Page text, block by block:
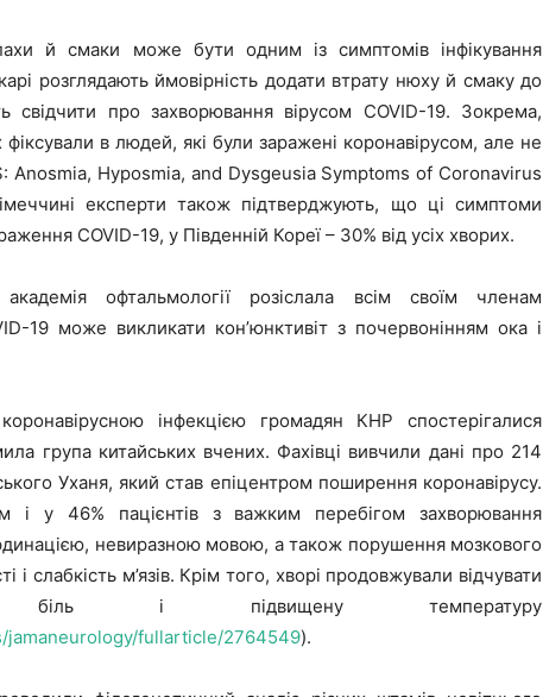
й смаки може бути одним із симптомів інфікування
розглядають ймовірність додати втрату нюху й смаку до
свідчити про захворювання вірусом COVID-19. Зокрема,
фіксували в людей, які були заражені коронавірусом, але не
Anosmia, Hyposmia, and Dysgeusia Symptoms of Coronavirus
експерти також підтверджують, що ці симптоми
COVID-19, у Південній Кореї – 30% від усіх хворих.
офтальмології розіслала всім своїм членам
19 може викликати кон’юнктивіт з почервонінням ока і
інфекцією громадян КНР спостерігалися
група китайських вчених. Фахівці вивчили дані про 214
Уханя, який став епіцентром поширення коронавірусу.
і у 46% пацієнтів з важким перебігом захворювання
невиразною мовою, а також порушення мозкового
і слабкість м’язів. Крім того, хворі продовжували відчувати
біль і підвищену температуру
jamaneurology/fullarticle/2764549).